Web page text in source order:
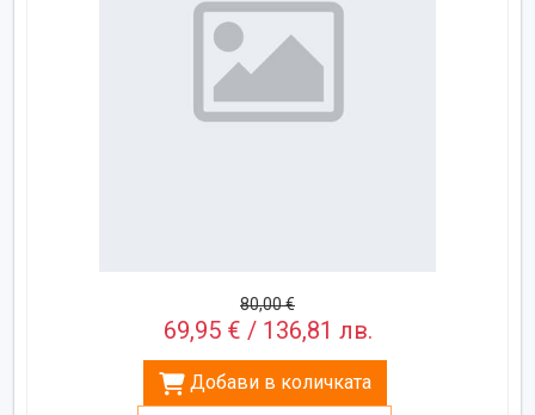
80,00 €
69,95 € / 136,81 лв.
Добави в количката